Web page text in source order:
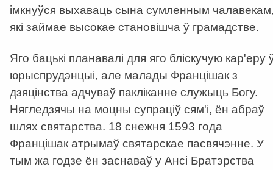
імкнуўся выхаваць сына сумленным
які займае высокае становішча ў грамадстве.
Яго бацькі планавалі для яго бліскучую кар'еру
юрыспрудэнцыі, але малады Францішак з
дзяцінства адчуваў пакліканне служыць Богу.
Нягледзячы на ​​моцны супраціў сям'і, ён абраў
шлях святарства. 18 снежня 1593 года
Францішак атрымаў святарскае пасвячэнне. У
тым жа годзе ён заснаваў у Ансі Братэрства